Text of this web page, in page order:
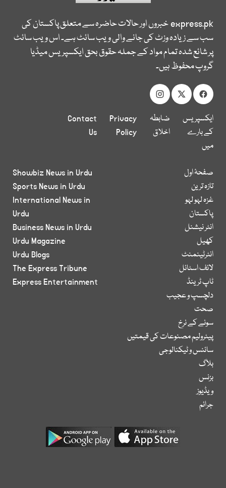
express.pkخبروں اور حالات حاضرہ سے متعلق پاکستان کی
سب سے زیادہ وزٹ کی جانے والی ویب سائٹ ہے۔ اس ویب سائٹ
پر شائع شدہ تمام مواد کے جملہ حقوق بحق ایکسپریس میڈیا
گروپ محفوظ ہیں۔
ایکسپریس
کے بارے
میں
ضابطہ
اخلاق
Privacy
Policy
Contact
Us
صفحۂ اول
تازہ ترین
غزہ لہو لہو
پاکستان
انٹر نیشنل
کھیل
انٹرٹینمنٹ
لائف اسٹائل
ٹاپ ٹرینڈ
دلچسپ و عجیب
صحت
سونے کے نرخ
پیٹرولیم مصنوعات کی قیمتیں
سائنس و ٹیکنالوجی
بلاگ
بزنس
ویڈیوز
جرائم
Showbiz News in Urdu
Sports News in Urdu
International News in
Urdu
Business News in Urdu
Urdu Magazine
Urdu Blogs
The Express Tribune
Express Entertainment